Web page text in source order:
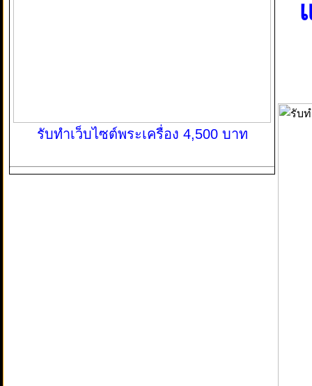
รับทำเว็บไซต์พระเครื่อง 4,500 บาท